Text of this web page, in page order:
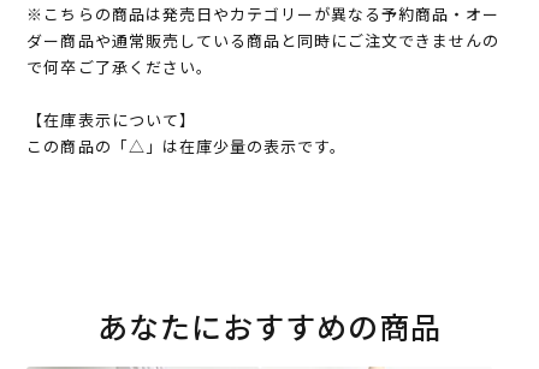
※こちらの商品は発売日やカテゴリーが異なる予約商品・オー
ダー商品や通常販売している商品と同時にご注文できませんの
で何卒ご了承ください。
【在庫表示について】
この商品の「△」は在庫少量の表示です。
あなたにおすすめの商品